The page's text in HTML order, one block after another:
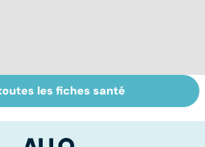
Bébés secoués,
un syndrome
les fiches santé